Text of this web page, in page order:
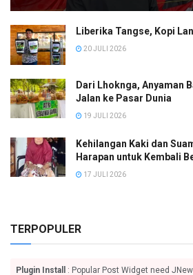
Liberika Tangse, Kopi
20 JULI 2026
Dari Lhoknga, Anyaman
Jalan ke Pasar Dunia
19 JULI 2026
Kehilangan Kaki dan
Harapan untuk Kembali
17 JULI 2026
TERPOPULER
Plugin Install : Popular Post Widget need